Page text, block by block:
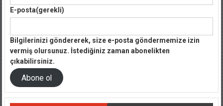
E-posta(gerekli)
Bilgilerinizi göndererek, size e-posta göndermemize izin
vermiş olursunuz. İstediğiniz zaman abonelikten
çıkabilirsiniz.
Abone ol